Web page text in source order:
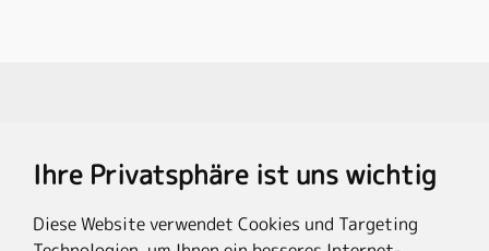
Ihre Privatsphäre ist uns wichtig
Diese Website verwendet Cookies und Targeting
Rechtliches